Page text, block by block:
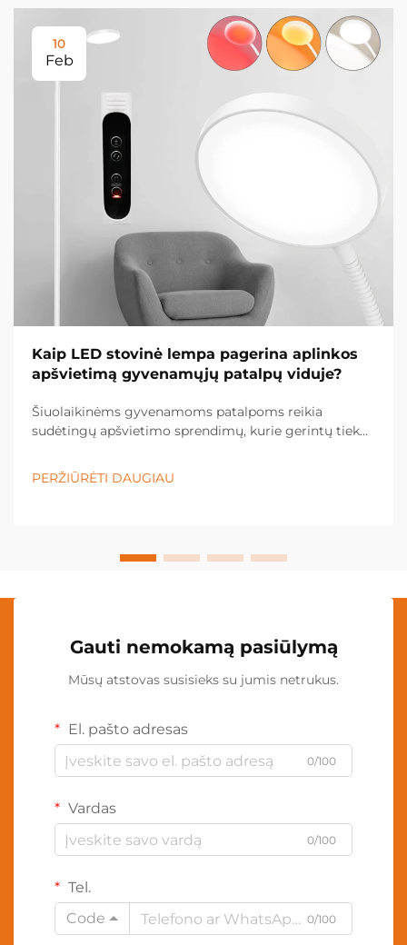
10
Feb
Kaip LED stovinė lempa pagerina aplinkos
apšvietimą gyvenamųjų patalpų viduje?
Šiuolaikinėms gyvenamoms patalpoms reikia
sudėtingų apšvietimo sprendimų, kurie gerintų tiek
lempa yra universalus apšvietimo įrenginys, kuris
keičia bet kurios erdvės atmosferą dėl savo energiją
PERŽIŪRĖTI DAUGIAU
Gauti nemokamą pasiūlymą
Mūsų atstovas susisieks su jumis netrukus.
El. pašto adresas
0/100
Vardas
0/100
Tel.
Code
0/100